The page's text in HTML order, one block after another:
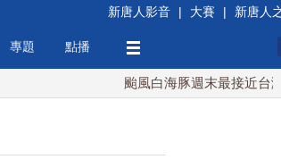
新唐人影音 | 大賽 | 新唐人
專題 點播
颱風白海豚週末最接近台灣